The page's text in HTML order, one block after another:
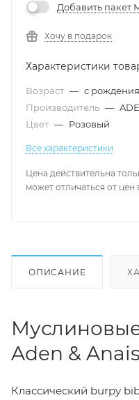
Добавить
Хочу в подарок
Характеристики
Возраст — с рождения
Производитель —
Цвет — Розовый
Все характеристики
Цена действительна
может отличаться от цен
ОПИСАНИЕ
Aden & Anais
Классический burpy